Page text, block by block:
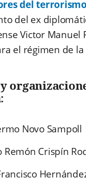
del terrorismo
del ex
Victor Manuel
el régimen de la
Novo Sampoll
Remón Crispín